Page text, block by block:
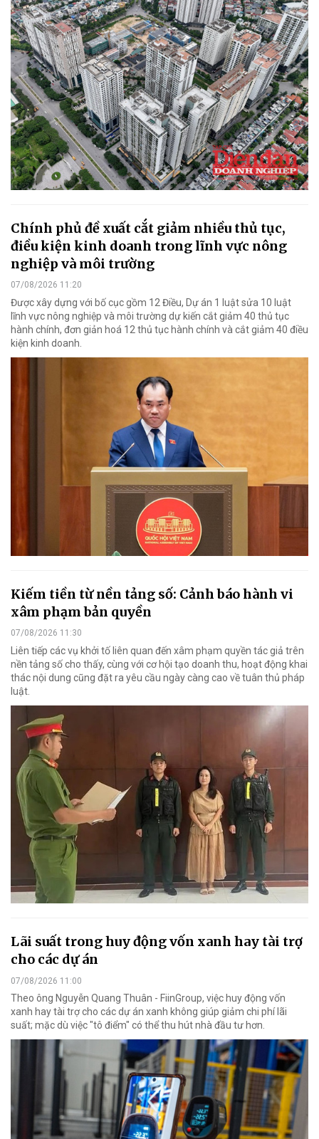
Chính phủ đề xuất cắt giảm nhiều thủ tục,
điều kiện kinh doanh trong lĩnh vực nông
nghiệp và môi trường
07/08/2026 11:20
Được xây dựng với bố cục gồm 12 Điều, Dự án 1 luật sửa 10 luật
lĩnh vực nông nghiệp và môi trường dự kiến cắt giảm 40 thủ tục
hành chính, đơn giản hoá 12 thủ tục hành chính và cắt giảm 40 điều
kiện kinh doanh.
Kiếm tiền từ nền tảng số: Cảnh báo hành vi
xâm phạm bản quyền
07/08/2026 11:30
Liên tiếp các vụ khởi tố liên quan đến xâm phạm quyền tác giả trên
nền tảng số cho thấy, cùng với cơ hội tạo doanh thu, hoạt động khai
thác nội dung cũng đặt ra yêu cầu ngày càng cao về tuân thủ pháp
luật.
Lãi suất trong huy động vốn xanh hay tài trợ
cho các dự án
07/08/2026 11:00
Theo ông Nguyễn Quang Thuân - FiinGroup, việc huy động vốn
xanh hay tài trợ cho các dự án xanh không giúp giảm chi phí lãi
suất; mặc dù việc "tô điểm" có thể thu hút nhà đầu tư hơn.